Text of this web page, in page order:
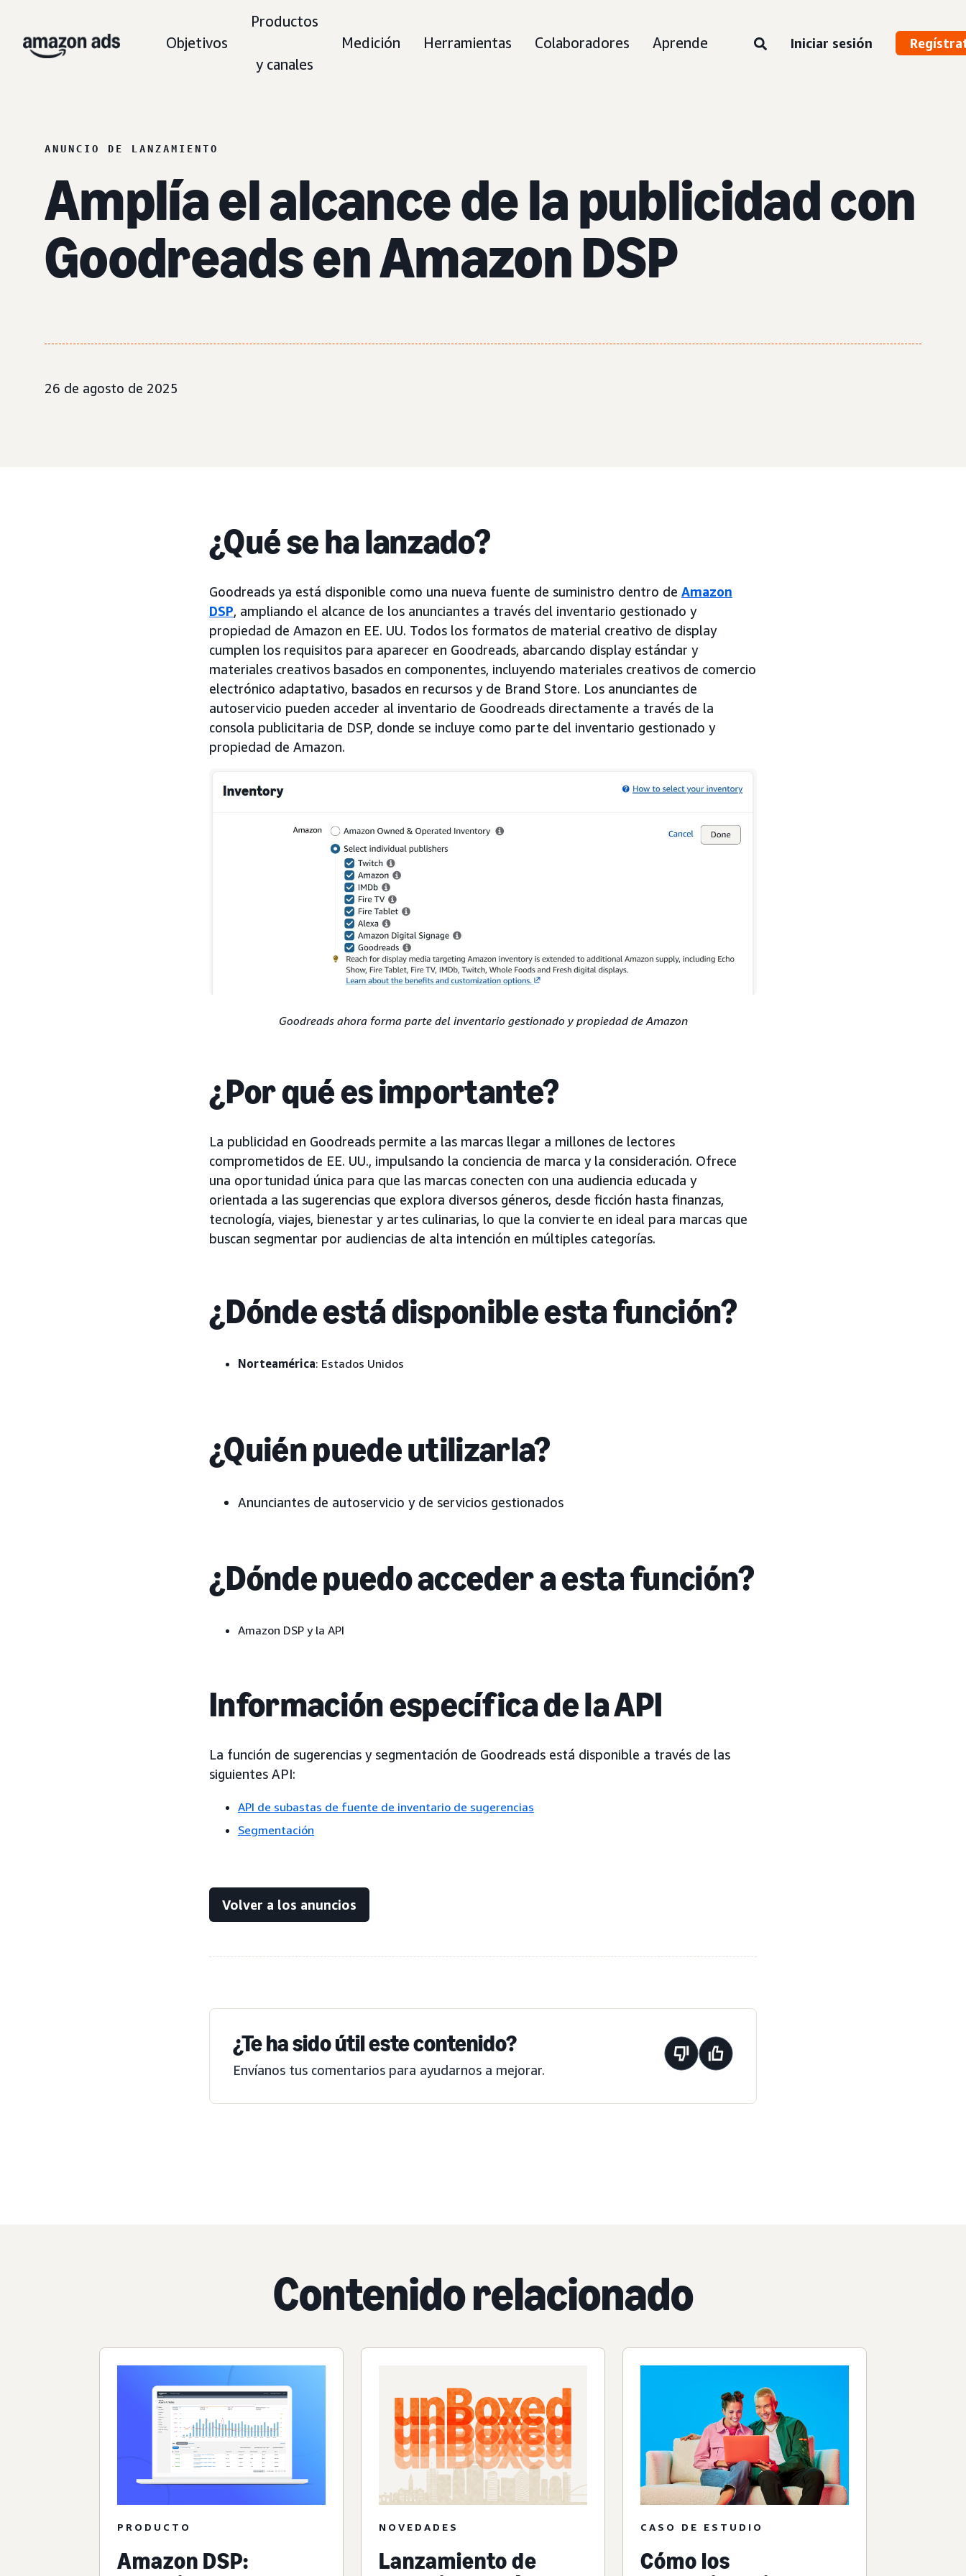
Objetivos
Productos
y canales
Medición Herramientas Colaboradores Aprende Iniciar sesión
ANUNCIO DE LANZAMIENTO
Amplía el alcance de la publicidad con
Goodreads en Amazon DSP
26 de agosto de 2025
¿Qué se ha lanzado?
Goodreads ya está disponible como una nueva fuente de suministro dentro de Amazon
DSP, ampliando el alcance de los anunciantes a través del inventario gestionado y
propiedad de Amazon en EE. UU. Todos los formatos de material creativo de display
cumplen los requisitos para aparecer en Goodreads, abarcando display estándar y
materiales creativos basados en componentes, incluyendo materiales creativos de comercio
electrónico adaptativo, basados en recursos y de Brand Store. Los anunciantes de
autoservicio pueden acceder al inventario de Goodreads directamente a través de la
consola publicitaria de DSP, donde se incluye como parte del inventario gestionado y
propiedad de Amazon.
Goodreads ahora forma parte del inventario gestionado y propiedad de Amazon
¿Por qué es importante?
La publicidad en Goodreads permite a las marcas llegar a millones de lectores
comprometidos de EE. UU., impulsando la conciencia de marca y la consideración. Ofrece
una oportunidad única para que las marcas conecten con una audiencia educada y
orientada a las sugerencias que explora diversos géneros, desde ficción hasta finanzas,
tecnología, viajes, bienestar y artes culinarias, lo que la convierte en ideal para marcas que
buscan segmentar por audiencias de alta intención en múltiples categorías.
¿Dónde está disponible esta función?
Norteamérica: Estados Unidos
¿Quién puede utilizarla?
Anunciantes de autoservicio y de servicios gestionados
¿Dónde puedo acceder a esta función?
Amazon DSP y la API
Información específica de la API
La función de sugerencias y segmentación de Goodreads está disponible a través de las
siguientes API:
API de subastas de fuente de inventario de sugerencias
Segmentación
Volver a los anuncios
¿Te ha sido útil este contenido?
Envíanos tus comentarios para ayudarnos a mejorar.
Contenido relacionado
PRODUCTO
Amazon DSP:
NOVEDADES
Lanzamiento de
CASO DE ESTUDIO
Cómo los